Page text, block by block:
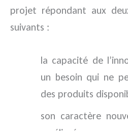
projet répondant aux
suivants :
la capacité de
un besoin qui ne
des produits
son caractère